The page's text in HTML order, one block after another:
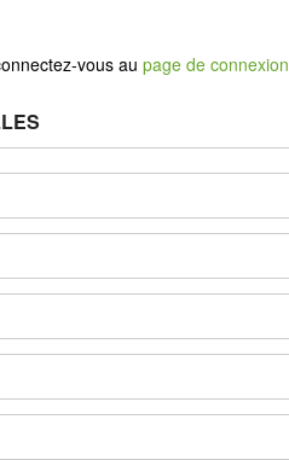
vous au page de connexion